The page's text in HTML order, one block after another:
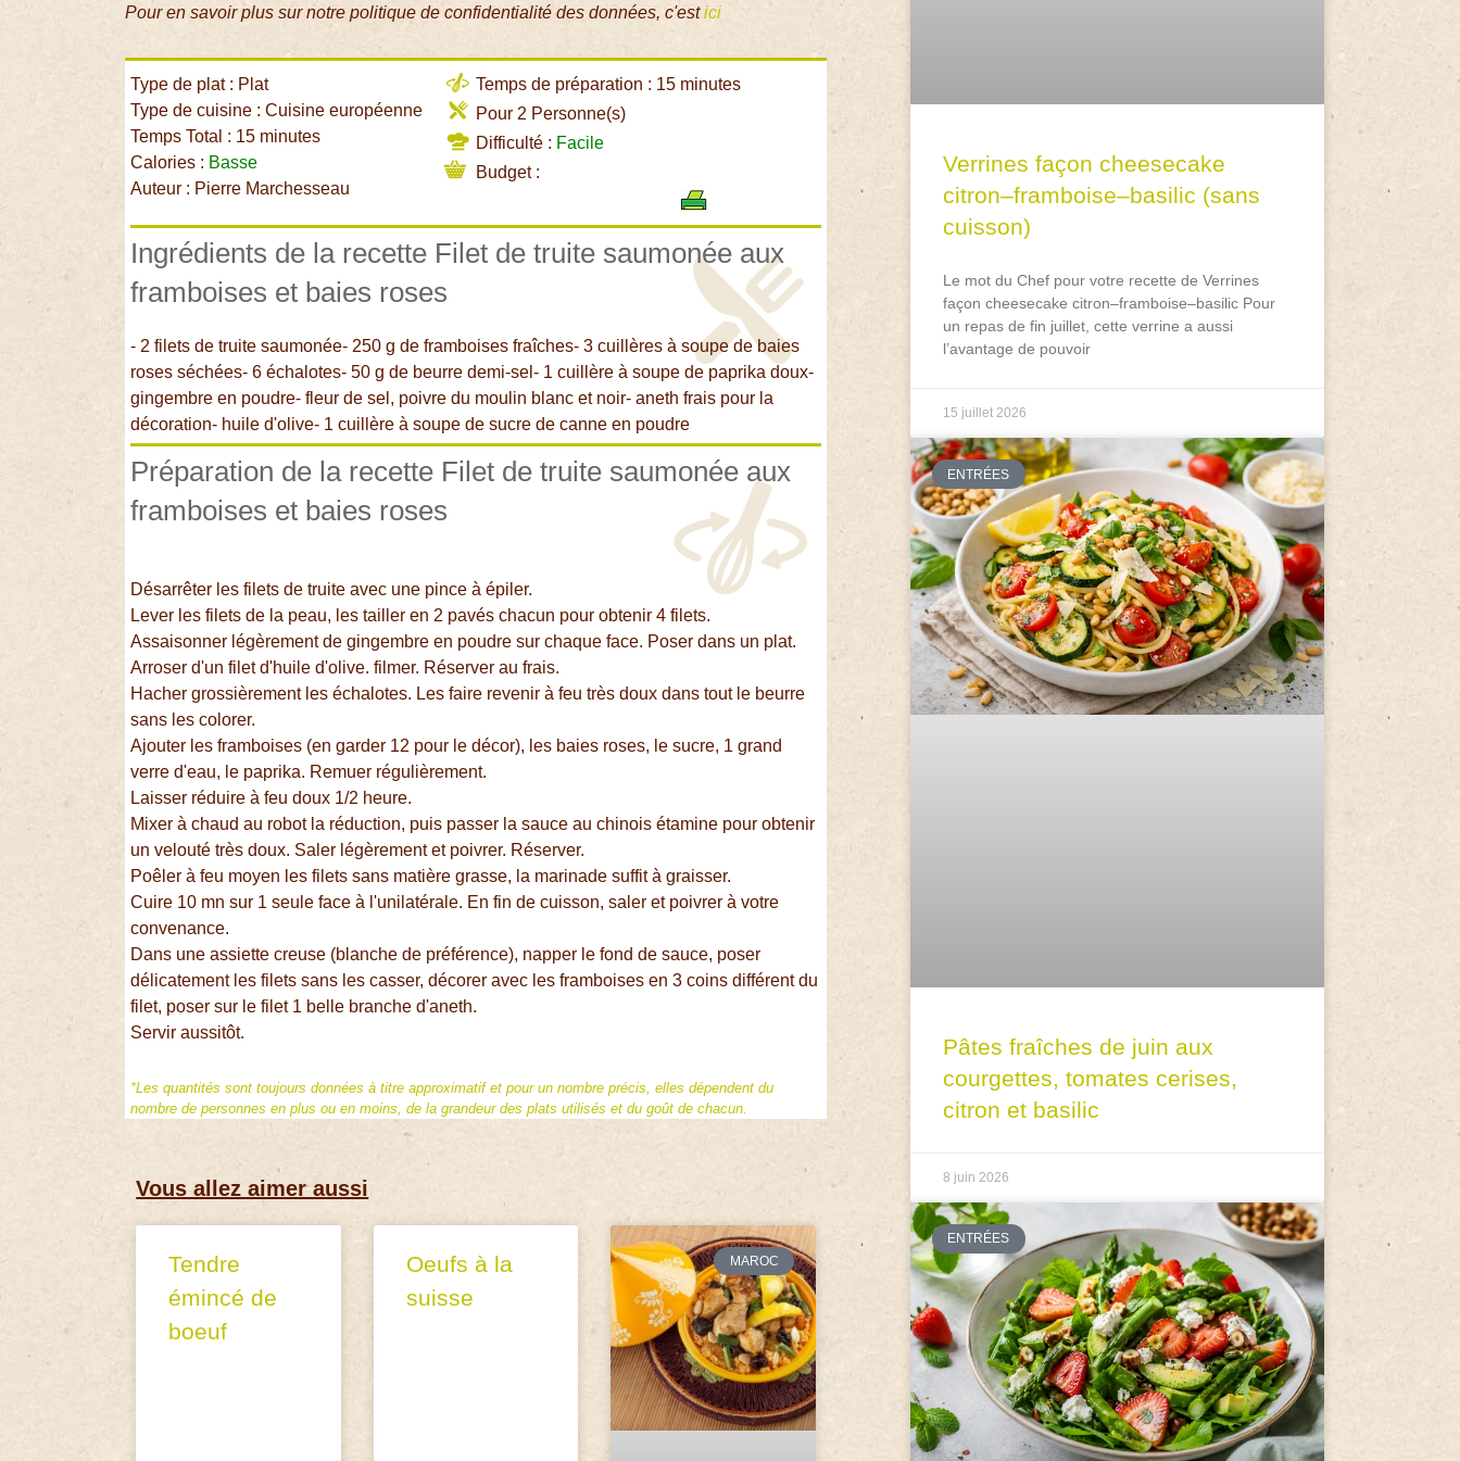
Pour en savoir plus sur notre politique de confidentialité des données, c'estici
Type de plat : Plat
Type de cuisine : Cuisine européenne
Temps Total : 15 minutes
Calories : Basse
Auteur : Pierre Marchesseau
Temps de préparation : 15 minutes
Pour 2 Personne(s)
Difficulté : Facile
Budget :
Ingrédients de la recette Filet de truite saumonée aux
framboises et baies roses
- 2 filets de truite saumonée- 250 g de framboises fraîches- 3 cuillères à soupe de baies
roses séchées- 6 échalotes- 50 g de beurre demi-sel- 1 cuillère à soupe de paprika doux-
gingembre en poudre- fleur de sel, poivre du moulin blanc et noir- aneth frais pour la
décoration- huile d'olive- 1 cuillère à soupe de sucre de canne en poudre
Préparation de la recette Filet de truite saumonée aux
framboises et baies roses
Désarrêter les filets de truite avec une pince à épiler.
Lever les filets de la peau, les tailler en 2 pavés chacun pour obtenir 4 filets.
Assaisonner légèrement de gingembre en poudre sur chaque face. Poser dans un plat.
Arroser d'un filet d'huile d'olive. filmer. Réserver au frais.
Hacher grossièrement les échalotes. Les faire revenir à feu très doux dans tout le beurre
sans les colorer.
Ajouter les framboises (en garder 12 pour le décor), les baies roses, le sucre, 1 grand
verre d'eau, le paprika. Remuer régulièrement.
Laisser réduire à feu doux 1/2 heure.
Mixer à chaud au robot la réduction, puis passer la sauce au chinois étamine pour obtenir
un velouté très doux. Saler légèrement et poivrer. Réserver.
Poêler à feu moyen les filets sans matière grasse, la marinade suffit à graisser.
Cuire 10 mn sur 1 seule face à l'unilatérale. En fin de cuisson, saler et poivrer à votre
convenance.
Dans une assiette creuse (blanche de préférence), napper le fond de sauce, poser
délicatement les filets sans les casser, décorer avec les framboises en 3 coins différent du
filet, poser sur le filet 1 belle branche d'aneth.
Servir aussitôt.
*Les quantités sont toujours données à titre approximatif et pour un nombre précis, elles dépendent du
nombre de personnes en plus ou en moins, de la grandeur des plats utilisés et du goût de chacun.
Vous allez aimer aussi
Tendre
émincé de
boeuf
Oeufs à la
suisse
MAROC
Verrines façon cheesecake
citron–framboise–basilic (sans
cuisson)
Le mot du Chef pour votre recette de Verrines
façon cheesecake citron–framboise–basilic Pour
un repas de fin juillet, cette verrine a aussi
l’avantage de pouvoir
15 juillet 2026
ENTRÉES
Pâtes fraîches de juin aux
courgettes, tomates cerises,
citron et basilic
8 juin 2026
ENTRÉES